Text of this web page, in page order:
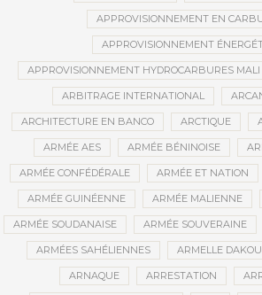
APPROVISIONNEMENT EN
APPROVISIONNEMENT
APPROVISIONNEMENT HYDROCARBURES MALI
ARBITRAGE INTERNATIONAL
ARCHITECTURE EN BANCO ARCTIQUE
ARMÉE AES ARMÉE BÉNINOISE
ARMÉE CONFÉDÉRALE ARMÉE ET NATION
ARMÉE GUINÉENNE ARMÉE MALIENNE
ARMÉE SOUDANAISE ARMÉE SOUVERAINE
ARMÉES SAHÉLIENNES ARMELLE
ARNAQUE ARRESTATION